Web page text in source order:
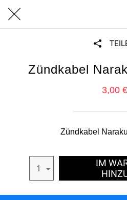
Zündkabel
3,00 €
Zündkabel
1
IM